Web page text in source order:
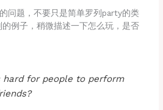
问题，不要只是简单罗列party的类
例子，稍微描述一下怎么玩，是否
hard for people to perform